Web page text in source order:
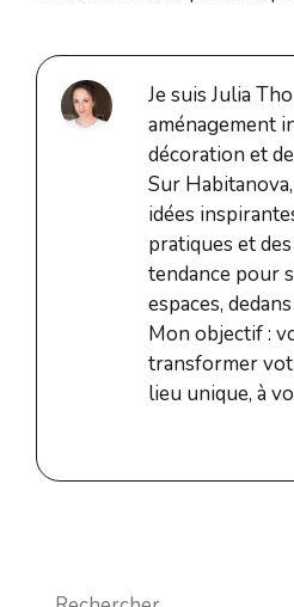
Je suis Julia
aménagement
décoration et
Sur
idées
pratiques et
tendance pour
espaces,
Mon objectif :
transformer
lieu unique, à
Rechercher :